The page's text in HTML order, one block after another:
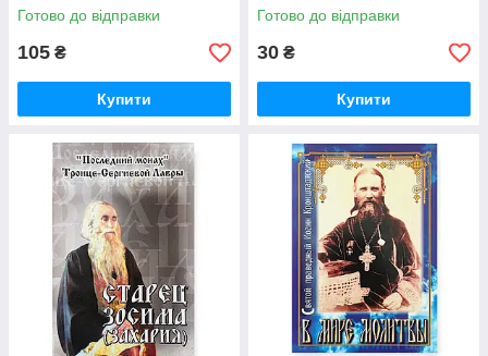
Готово до відправки
105 ₴
Купити
Готово до відправки
30 ₴
Купити